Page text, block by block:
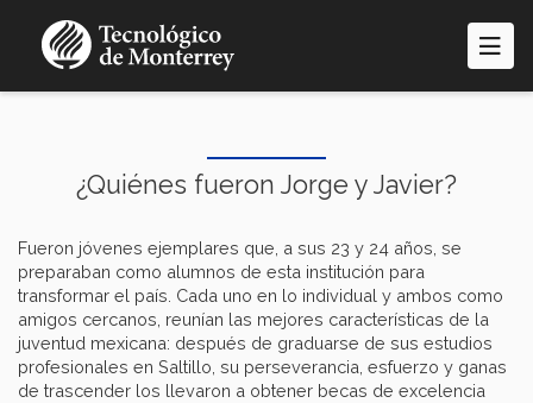
contenido
¿Quiénes fueron Jorge y Javier?
Fueron jóvenes ejemplares que, a sus 23 y 24 años, se
preparaban como alumnos de esta institución para
transformar el país. Cada uno en lo individual y ambos como
amigos cercanos, reunían las mejores características de la
juventud mexicana: después de graduarse de sus estudios
profesionales en Saltillo, su perseverancia, esfuerzo y ganas
de trascender los llevaron a obtener becas de excelencia